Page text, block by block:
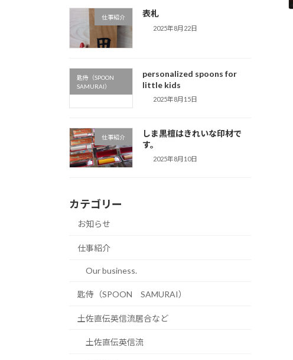
仕事紹介 表札
2025年8月22日
匙侍（SPOON
SAMURAI）
personalized spoons for
little kids
2025年8月15日
仕事紹介
しま黒檀はきれいな印材で
す。
2025年8月10日
カテゴリー
お知らせ
仕事紹介
Our business.
匙侍（SPOON SAMURAI）
土佐直伝英信流居合など
土佐直伝英信流